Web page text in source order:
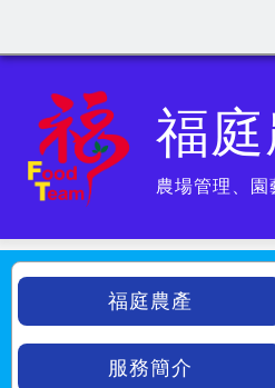
福
農場管理、
福庭農產
服務簡介